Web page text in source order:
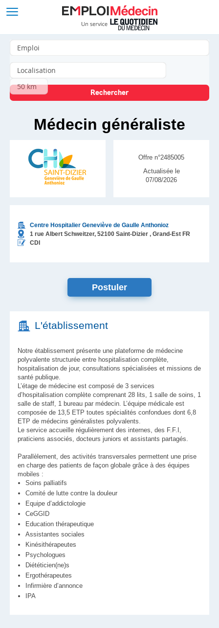
Médecin généraliste
Centre Hospitalier Geneviève de Gaulle Anthonioz
1 rue Albert Schweitzer, 52100 Saint-Dizier , Grand-Est FR
CDI
Offre n°2485005
Actualisée le
07/08/2026
Postuler
L'établissement
Notre établissement présente une plateforme de médecine
polyvalente structurée entre hospitalisation complète,
hospitalisation de jour, consultations spécialisées et missions de
santé publique.
L’étage de médecine est composé de 3 services
d’hospitalisation complète comprenant 28 lits, 1 salle de soins, 1
salle de staff, 1 bureau par médecin. L’équipe médicale est
composée de 13,5 ETP toutes spécialités confondues dont 6,8
ETP de médecins généralistes polyvalents.
Le service accueille régulièrement des internes, des F.F.I,
praticiens associés, docteurs juniors et assistants partagés.
Parallèlement, des activités transversales permettent une prise
en charge des patients de façon globale grâce à des équipes
mobiles :
Soins palliatifs
Comité de lutte contre la douleur
Equipe d’addictologie
CeGGID
Education thérapeutique
Assistantes sociales
Kinésithérapeutes
Psychologues
Diététicien(ne)s
Ergothérapeutes
Infirmière d’annonce
IPA